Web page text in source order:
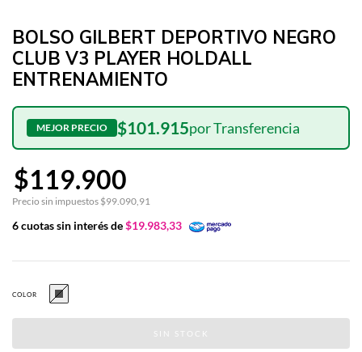
BOLSO GILBERT DEPORTIVO NEGRO
CLUB V3 PLAYER HOLDALL
ENTRENAMIENTO
$119.900
6cuotas sin interés de$19.983,33
Precio sin impuestos $99.090,91
$101.915
COLOR